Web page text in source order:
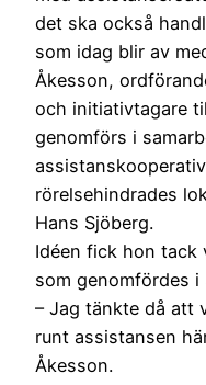
det ska också
som idag blir av
Åkesson,
och initiativtagare
genomförs i
rörelsehindrades
Hans Sjöberg.
Idéen fick hon tack
som genomfördes
– Jag tänkte då att
runt assistansen
Åkesson.